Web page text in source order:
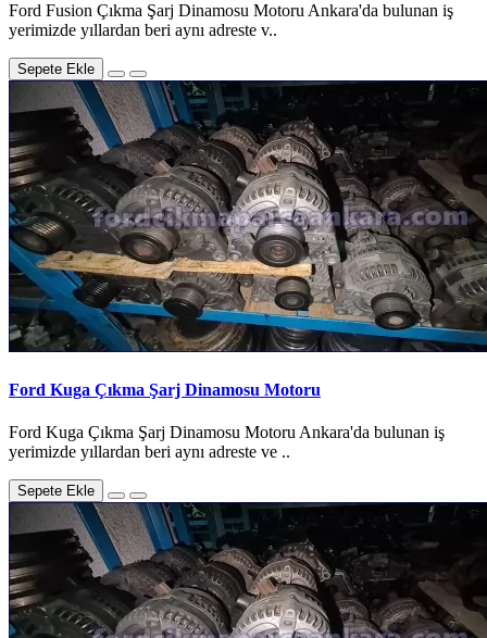
Ford Fusion Çıkma Şarj Dinamosu Motoru Ankara'da bulunan iş
yerimizde yıllardan beri aynı adreste v..
Sepete Ekle
Ford Kuga Çıkma Şarj Dinamosu Motoru
Ford Kuga Çıkma Şarj Dinamosu Motoru Ankara'da bulunan iş
yerimizde yıllardan beri aynı adreste ve ..
Sepete Ekle